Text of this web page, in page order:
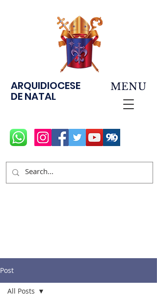
ARQUIDIOCESE
DE NATAL
MENU
Post
All Posts